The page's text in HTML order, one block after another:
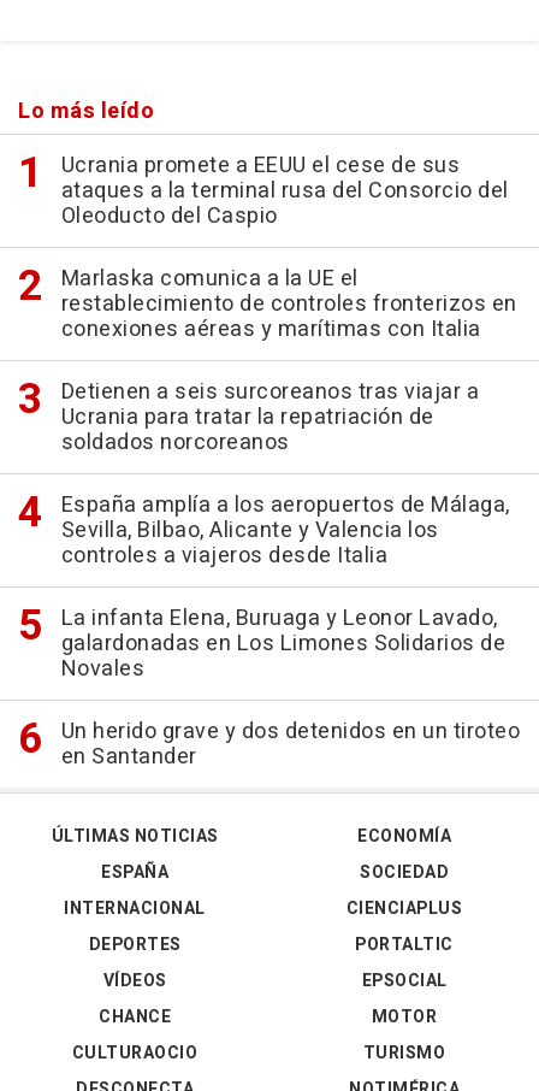
Lo más leído
Ucrania promete a EEUU el cese de sus
ataques a la terminal rusa del Consorcio del
Oleoducto del Caspio
Marlaska comunica a la UE el
restablecimiento de controles fronterizos en
conexiones aéreas y marítimas con Italia
Detienen a seis surcoreanos tras viajar a
Ucrania para tratar la repatriación de
soldados norcoreanos
España amplía a los aeropuertos de Málaga,
Sevilla, Bilbao, Alicante y Valencia los
controles a viajeros desde Italia
La infanta Elena, Buruaga y Leonor Lavado,
galardonadas en Los Limones Solidarios de
Novales
Un herido grave y dos detenidos en un tiroteo
en Santander
ÚLTIMAS NOTICIAS
ESPAÑA
INTERNACIONAL
DEPORTES
VÍDEOS
ECONOMÍA
SOCIEDAD
CIENCIAPLUS
PORTALTIC
EPSOCIAL
CHANCE
CULTURAOCIO
MOTOR
TURISMO